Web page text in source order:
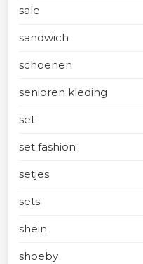
sale
sandwich
schoenen
senioren kleding
set
set fashion
setjes
sets
shein
shoeby